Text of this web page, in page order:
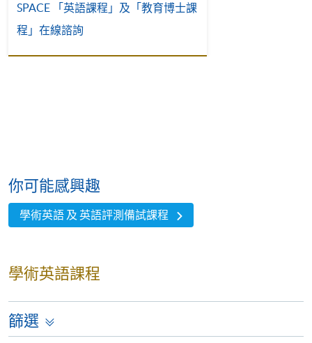
SPACE 「英語課程」及「教育博士課
程」在線諮詢
你可能感興趣
學術英語 及 英語評測備試課程
學術英語課程
篩選